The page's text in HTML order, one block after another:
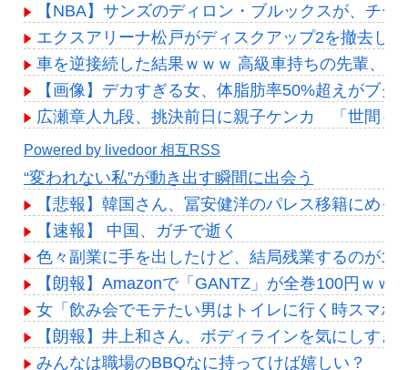
【NBA】サンズのディロン・ブルックスが、チ
エクスアリーナ松戸がディスクアップ2を撤去し
車を逆接続した結果ｗｗｗ 高級車持ちの先輩、
【画像】デカすぎる女、体脂肪率50%超えがブク
広瀬章人九段、挑決前日に親子ケンカ 「世間も
Powered by livedoor 相互RSS
“変われない私”が動き出す瞬間に出会う
【悲報】韓国さん、冨安健洋のパレス移籍にめっ
【速報】 中国、ガチで逝く
色々副業に手を出したけど、結局残業するのが1
【朗報】Amazonで「GANTZ」が全巻100円ｗｗ
女「飲み会でモテたい男はトイレに行く時スマホ
【朗報】井上和さん、ボディラインを気にしすぎ
みんなは職場のBBQなに持ってけば嬉しい？